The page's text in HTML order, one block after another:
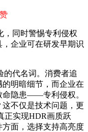
赞
，同时警惕专利侵权
企业可在研发早期识
的代名词。消费者追
明暗细节，而企业在
命隐患——专利侵权。
不仅是技术问题，更
正实现HDR画质跃
面，选择支持高亮度